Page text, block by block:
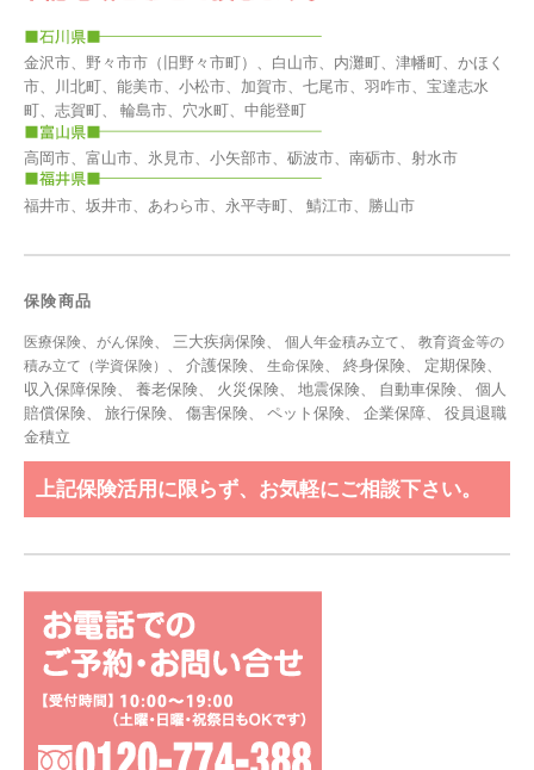
金沢市、野々市市（旧野々市町）、白山市、内灘町、津幡町、かほく
市、川北町、能美市、小松市、加賀市、七尾市、羽咋市、宝達志水
町、志賀町、 輪島市、穴水町、中能登町
高岡市、富山市、氷見市、小矢部市、砺波市、南砺市、射水市
福井市、坂井市、あわら市、永平寺町、 鯖江市、勝山市
保険商品
医療保険 がん保険 、 三大疾病保険、 個人年金積み立て
教育資金等の
積み立て（学資保険）
、 介護保険、 生命保険 、 終身保険、 定期保険、
収入保障保険、 養老保険、 火災保険、 地震保険、 自動車保険、 個人
賠償保険、 旅行保険、 傷害保険、 ペット保険、 企業保障
役員退職
金積立
上記保険活用に限らず、お気軽にご相談下さい。